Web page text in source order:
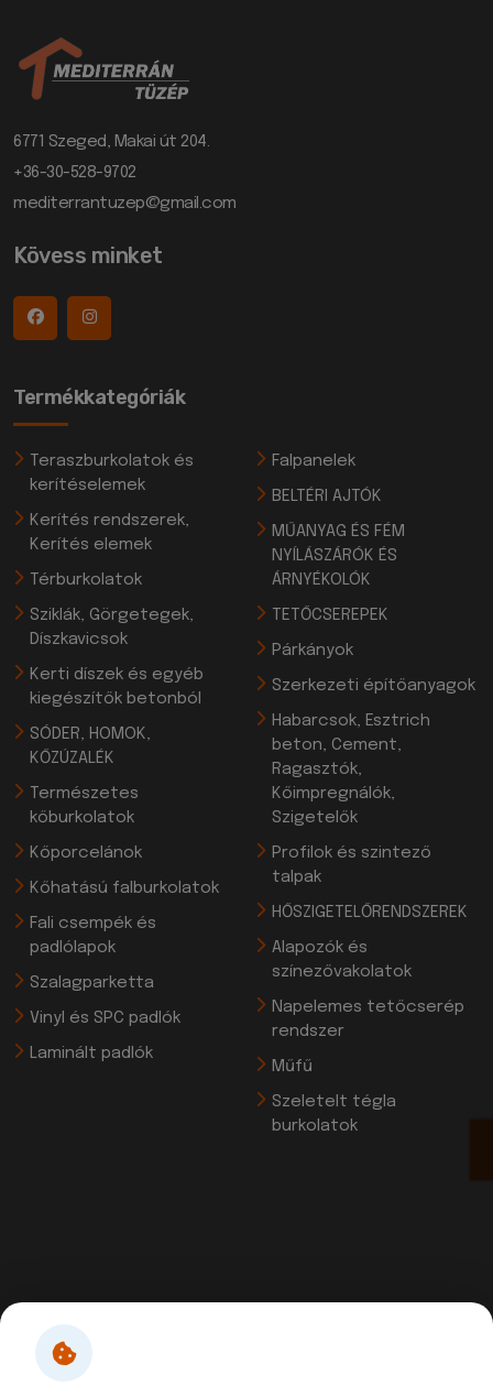
6771 Szeged, Makai út 204.
+36-30-528-9702
mediterrantuzep@gmail.com
Kövess minket
Termékkategóriák
Teraszburkolatok és
kerítéselemek
Kerítés rendszerek,
Kerítés elemek
Térburkolatok
Sziklák, Görgetegek,
Díszkavicsok
Kerti díszek és egyéb
kiegészítők betonból
SÓDER, HOMOK,
KŐZÚZALÉK
Természetes
kőburkolatok
Kőporcelánok
Kőhatású falburkolatok
Fali csempék és
padlólapok
Szalagparketta
Vinyl és SPC padlók
Laminált padlók
Falpanelek
BELTÉRI AJTÓK
MŰANYAG ÉS FÉM
NYÍLÁSZÁRÓK ÉS
ÁRNYÉKOLÓK
TETŐCSEREPEK
Párkányok
Szerkezeti építőanyagok
Habarcsok, Esztrich
beton, Cement,
Ragasztók,
Kőimpregnálók,
Szigetelők
Profilok és szintező
talpak
HŐSZIGETELŐRENDSZEREK
Alapozók és
színezővakolatok
Napelemes tetőcserép
rendszer
Műfű
Szeletelt tégla
burkolatok